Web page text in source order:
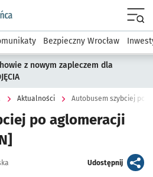
podserwis: Dla mieszkańca
Bezpieczny Wrocław
z nowym zapleczem dla
Aktualności Autobusem szybciej po
po aglomeracji
Udostępnijartykuł